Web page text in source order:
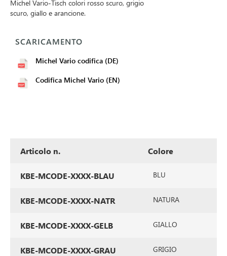
SCARICAMENTO
Michel Vario codifica (DE)
Codifica Michel Vario (EN)
Articolo n. Colore
KBE-MCODE-XXXX-BLAU BLU
KBE-MCODE-XXXX-NATR NATURA
KBE-MCODE-XXXX-GELB GIALLO
KBE-MCODE-XXXX-GRAU GRIGIO